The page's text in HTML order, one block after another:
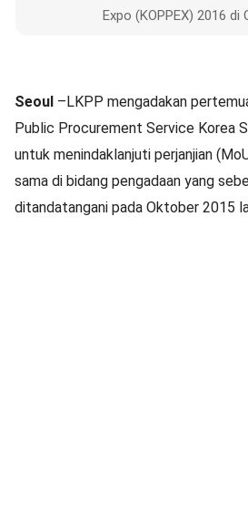
Expo (KOPPEX) 2016 di
Seoul –LKPP mengadakan
Public Procurement Service Korea
untuk menindaklanjuti perjanjian
sama di bidang pengadaan yang
ditandatangani pada Oktober 2015